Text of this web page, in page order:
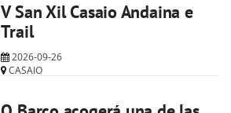
V San Xil Casaio Andaina e
Trail
2026-09-26
CASAIO